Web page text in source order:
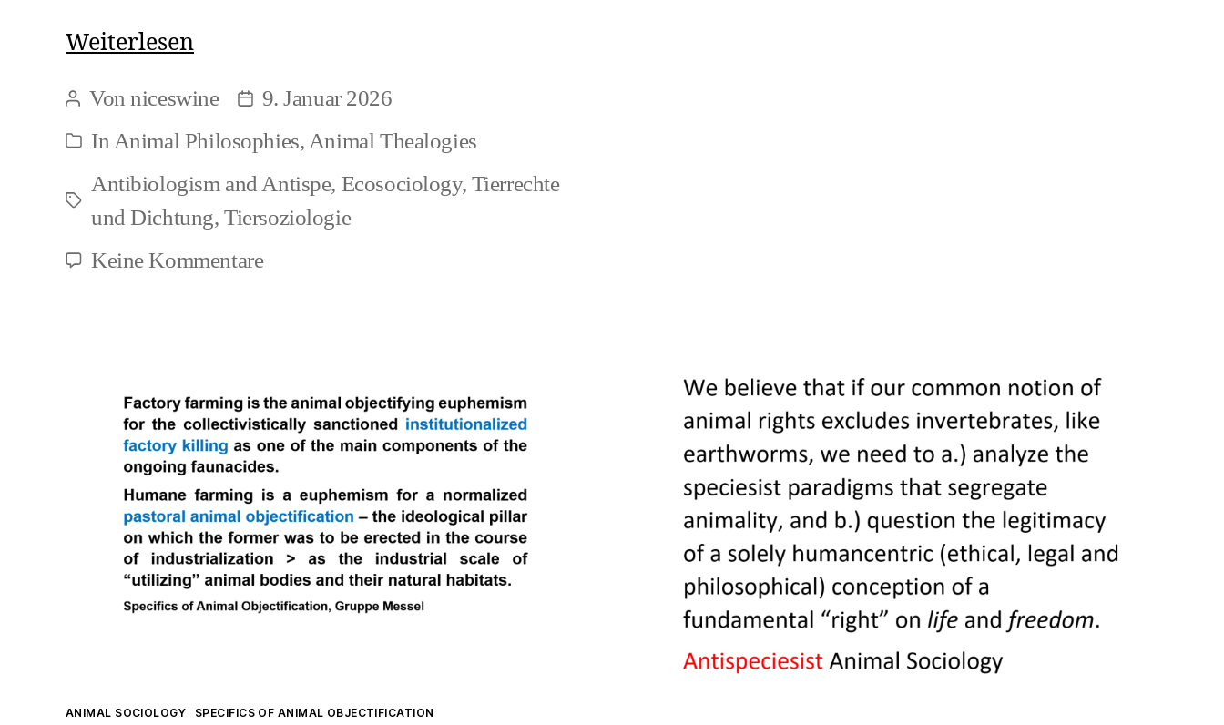
WeiterlesenFarangis
Arani:
Leuchtfunken
Beitragsautor
Vonniceswine Beitragsdatum
9. Januar 2026
Kategorien
In Animal Philosophies, Animal Thealogies
Schlagwörter
Antibiologism and Antispe, Ecosociology, Tierrechte
und Dichtung,Tiersoziologie
Keine Kommentarezu
Leuchtfunken
Kategorien
ANIMAL SOCIOLOGY SPECIFICS OF ANIMAL OBJECTIFICATION